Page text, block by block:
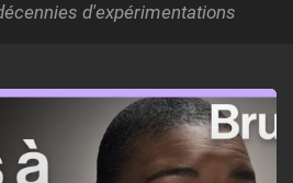
d'expérimentations